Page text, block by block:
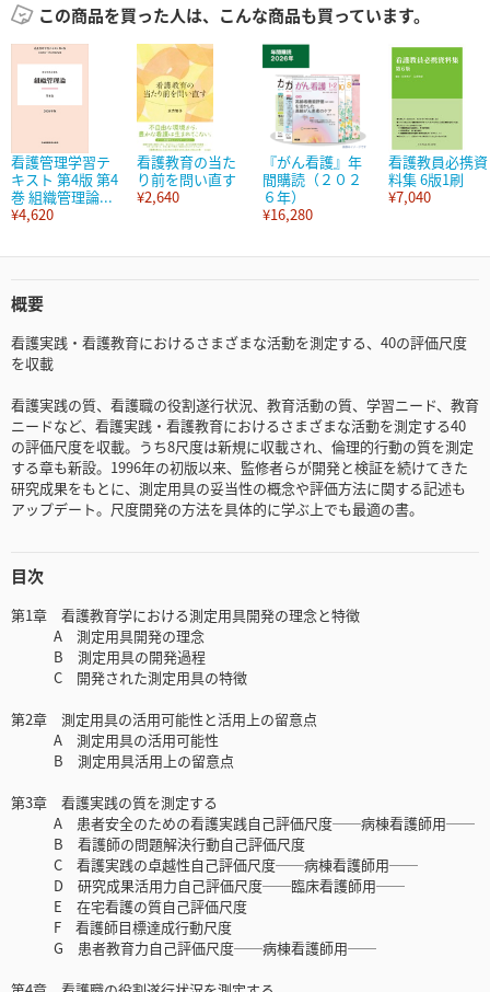
この商品を買った人は、こんな商品も買っています。
看護管理学習テ
キスト 第4版 第4
巻 組織管理論...
¥4,620
看護教育の当た
り前を問い直す
¥2,640
『がん看護』年
間購読（２０２
６年）
¥16,280
看護教員必携資
料集 6版1刷
¥7,040
概要
看護実践・看護教育におけるさまざまな活動を測定する、40の評価尺度
を収載
看護実践の質、看護職の役割遂行状況、教育活動の質、学習ニード、教育
ニードなど、看護実践・看護教育におけるさまざまな活動を測定する40
の評価尺度を収載。うち8尺度は新規に収載され、倫理的行動の質を測定
する章も新設。1996年の初版以来、監修者らが開発と検証を続けてきた
研究成果をもとに、測定用具の妥当性の概念や評価方法に関する記述も
アップデート。尺度開発の方法を具体的に学ぶ上でも最適の書。
目次
第1章 看護教育学における測定用具開発の理念と特徴
A 測定用具開発の理念
B 測定用具の開発過程
C 開発された測定用具の特徴
第2章 測定用具の活用可能性と活用上の留意点
A 測定用具の活用可能性
B 測定用具活用上の留意点
第3章 看護実践の質を測定する
A 患者安全のための看護実践自己評価尺度──病棟看護師用──
B 看護師の問題解決行動自己評価尺度
C 看護実践の卓越性自己評価尺度──病棟看護師用──
D 研究成果活用力自己評価尺度──臨床看護師用──
E 在宅看護の質自己評価尺度
F 看護師目標達成行動尺度
G 患者教育力自己評価尺度──病棟看護師用──